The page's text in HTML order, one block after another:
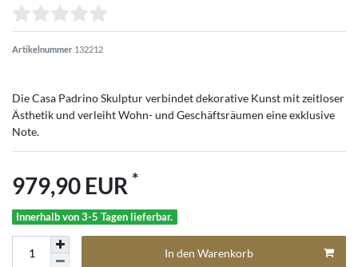
Artikelnummer 132212
Die Casa Padrino Skulptur verbindet dekorative Kunst mit zeitloser
Ästhetik und verleiht Wohn- und Geschäftsräumen eine exklusive
Note.
979,90 EUR *
Innerhalb von 3-5 Tagen lieferbar.
In den Warenkorb